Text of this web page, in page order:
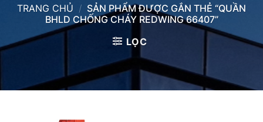
TRANG CHỦ / SẢN PHẨM ĐƯỢC GẮN THẺ “QUẦN
BHLD CHỐNG CHÁY REDWING 66407”
LỌC